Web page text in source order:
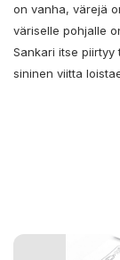
on vanha, värejä
väriselle pohjalle
Sankari itse piirtyy
sininen viitta